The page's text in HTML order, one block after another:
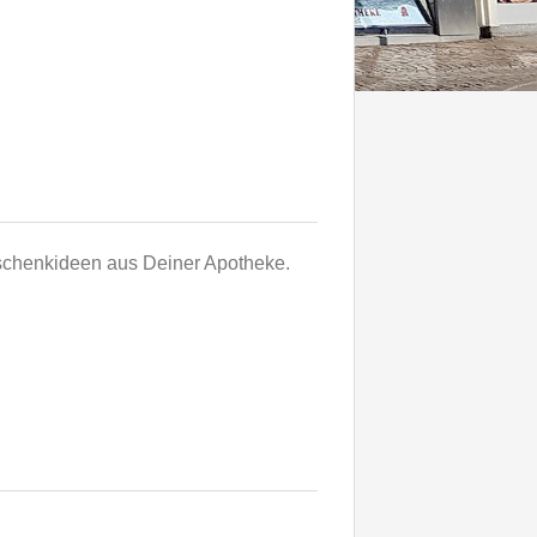
aus Deiner Apotheke.